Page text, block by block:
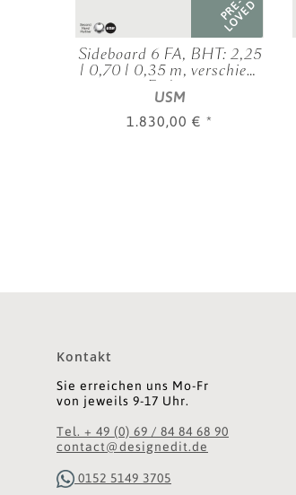
PRE-
LOVED
Sideboard 6 FA, BHT: 2,25
| 0,70 | 0,35 m, verschied.
Farben
USM
1.830,00 € *
Kontakt
Sie erreichen uns Mo-Fr
von jeweils 9-17 Uhr.
Tel. + 49 (0) 69 / 84 84 68 90
contact@designedit.de
0152 5149 3705